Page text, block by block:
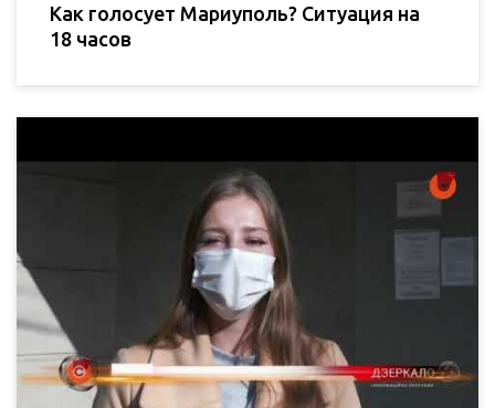
Как голосует Мариуполь? Ситуация на
18 часов